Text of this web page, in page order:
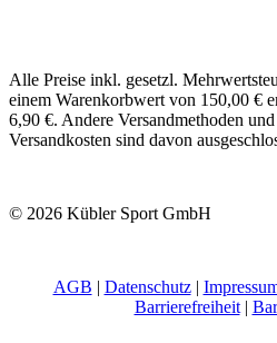
Alle Preise inkl. gesetzl.
einem Warenkorbwert von 150,00 €
6,90 €. Andere Versandmethoden
Versandkosten sind davon
© 2026 Kübler Sport GmbH
AGB | Datenschutz|
Barrierefreiheit|